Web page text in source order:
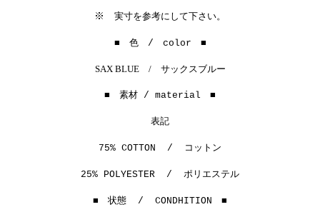
※ 実寸を参考にして下さい。
■ 色 / color ■
SAX BLUE / サックスブルー
■ 素材 / material ■
表記
75% COTTON / コットン
25% POLYESTER / ポリエステル
■ 状態 / CONDHITION ■